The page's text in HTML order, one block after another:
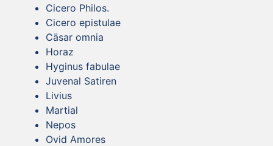
Cicero Philos.
Cicero epistulae
Cäsar omnia
Horaz
Hyginus fabulae
Juvenal Satiren
Livius
Martial
Nepos
Ovid Amores